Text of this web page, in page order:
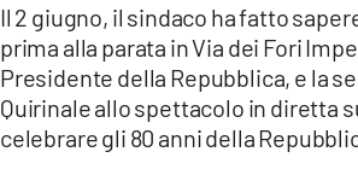
Il 2 giugno, il sindaco ha fatto
prima alla parata in Via dei Fori
Presidente della Repubblica, e la
Quirinale allo spettacolo in diretta
celebrare gli 80 anni della